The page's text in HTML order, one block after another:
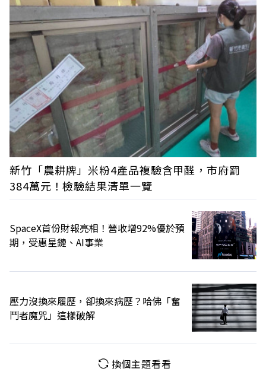
新竹「農耕牌」米粉4產品複驗含甲醛，市府罰
384萬元！檢驗結果清單一覽
SpaceX首份財報亮相！營收增92%優於預
期，受惠星鏈、AI事業
壓力沒換來履歷，卻換來病歷？哈佛「奮
鬥者魔咒」這樣破解
換個主題看看